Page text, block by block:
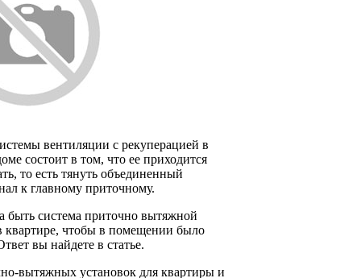
вентиляции с рекуперацией в
состоит в том, что ее приходится
то есть тянуть объединенный
к главному приточному.
быть система приточно вытяжной
квартире, чтобы в помещении было
вы найдете в статье.
вытяжных установок для квартиры и